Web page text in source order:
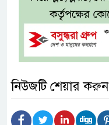
নিউজটি শেয়ার করুন